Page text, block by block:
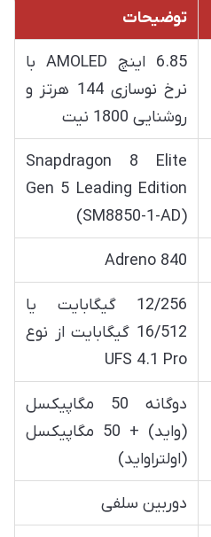
توضیحات
6.85 اینچ AMOLED با
نرخ نوسازی 144 هرتز و
روشنایی 1800 نیت
Snapdragon 8 Elite
Gen 5 Leading Edition
(SM8850-1-AD)
Adreno 840
12/256 گیگابایت یا
16/512 گیگابایت از نوع
UFS 4.1 Pro
دوگانه 50 مگاپیکسل
(واید) + 50 مگاپیکسل
(اولتراواید)
دوربین سلفی